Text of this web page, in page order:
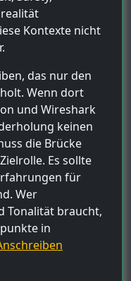
Kontexte nicht
das nur den
Wenn dort
und Wireshark
keinen
die Brücke
Es sollte
für
Wer
Tonalität braucht,
in